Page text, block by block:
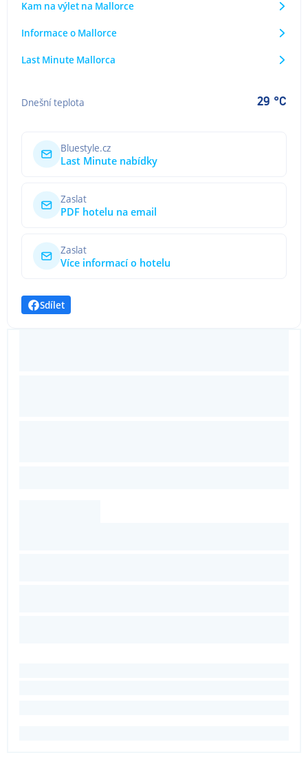
Kam na výlet na Mallorce
Informace o Mallorce
Last Minute Mallorca
Dnešní teplota 29 °C
Bluestyle.cz
Last Minute nabídky
Zaslat
PDF hotelu na email
Zaslat
Více informací o hotelu
Sdílet